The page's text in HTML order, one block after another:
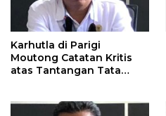
Karhutla di Parigi
Moutong Catatan Kritis
atas Tantangan Tata